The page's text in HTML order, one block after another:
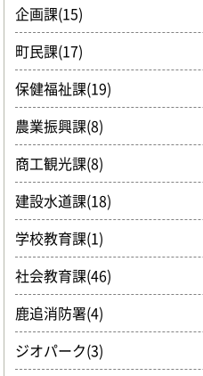
企画課(15)
町民課(17)
保健福祉課(19)
農業振興課(8)
商工観光課(8)
建設水道課(18)
学校教育課(1)
社会教育課(46)
鹿追消防署(4)
ジオパーク(3)